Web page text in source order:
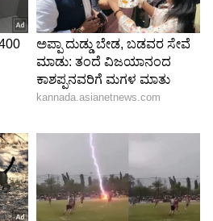
ಮತ್ತು
ಆದರೆ ಸಮತೋಲನ ಮತ್ತು
ಅವರನ್ನು ನಕಾರಾತ್ಮಕ
ಅಸೂಯೆಪಡಬಹುದು,
ಹೆಚ್ಚು ಒಳಗಾಗುತ್ತಾರೆ.